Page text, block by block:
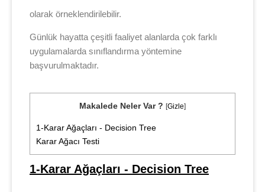
olarak örneklendirilebilir.
Günlük hayatta çeşitli faaliyet alanlarda çok farklı
uygulamalarda sınıflandırma yöntemine
başvurulmaktadır.
Makalede Neler Var ? [Gizle]
1-Karar Ağaçları - Decision Tree
Karar Ağacı Testi
1-Karar Ağaçları - Decision Tree